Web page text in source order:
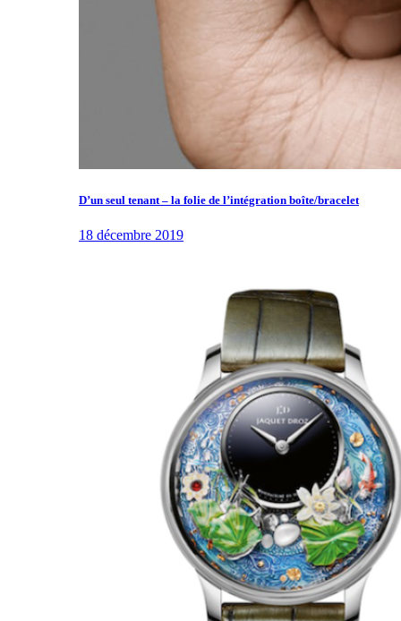
D’un seul tenant – la folie de l’intégration boîte/bracelet
18 décembre 2019